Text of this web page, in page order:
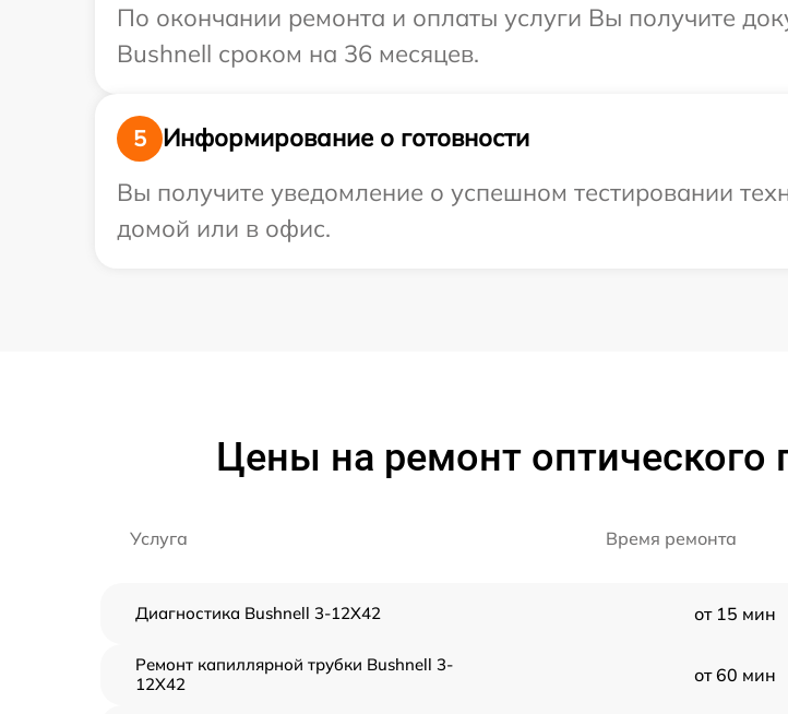
По окончании ремонта и оплаты услуги Вы получите
Bushnell сроком на 36 месяцев.
5
Информирование о готовности
Вы получите уведомление о успешном тестировании
домой или в офис.
Цены на ремонт оптического
Услуга Время ремонта
Диагностика Bushnell 3-12X42 от 15 мин
Ремонт капиллярной трубки Bushnell 3-
12X42
от 60 мин